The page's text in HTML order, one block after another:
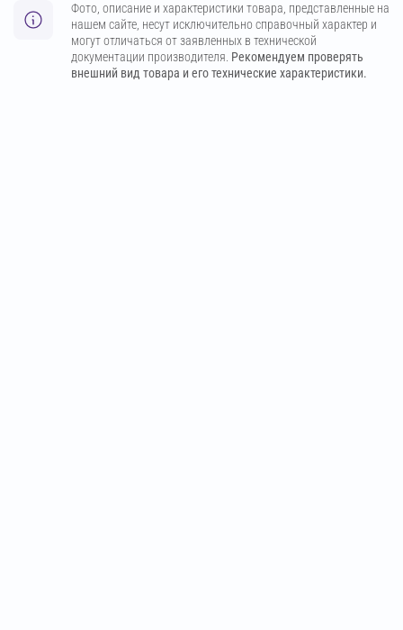
Фото, описание и характеристики товара, представленные на
нашем сайте, несут исключительно справочный характер и
могут отличаться от заявленных в технической
документации производителя. Рекомендуем проверять
внешний вид товара и его технические характеристики.